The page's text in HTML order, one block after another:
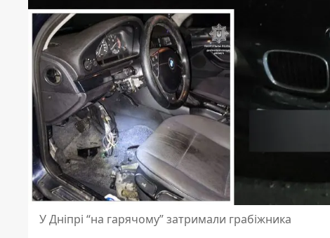
У Дніпрі “на гарячому” затримали грабіжника